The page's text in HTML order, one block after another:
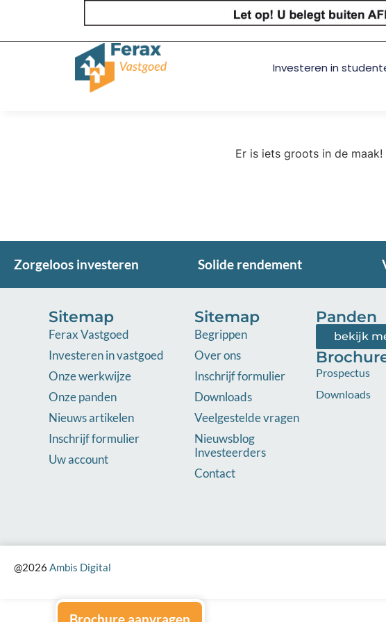
Investeren in
Er is iets groots in de
Zorgeloos investeren Solide rendement
Sitemap
Ferax Vastgoed
Investeren in vastgoed
Onze werkwijze
Onze panden
Nieuws artikelen
Inschrijf formulier
Uw account
Sitemap
Begrippen
Over ons
Inschrijf formulier
Downloads
Veelgestelde vragen
Nieuwsblog
Investeerders
Contact
Panden
bekijk
Prospectus
Downloads
@2026 Ambis Digital
Brochure aanvragen